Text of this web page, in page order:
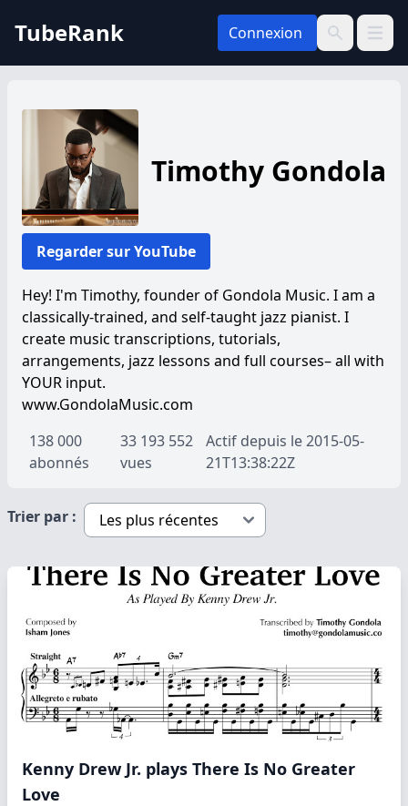
TubeRank Connexion
Recherche
Timothy Gondola
Regarder sur YouTube
Hey! I'm Timothy, founder of Gondola Music. I am a
classically-trained, and self-taught jazz pianist. I
create music transcriptions, tutorials,
arrangements, jazz lessons and full courses– all with
YOUR input.
www.GondolaMusic.com
138 000
abonnés
33 193 552
vues
Actif depuis le 2015-05-
21T13:38:22Z
Trier par :
Kenny Drew Jr. plays There Is No Greater
Love